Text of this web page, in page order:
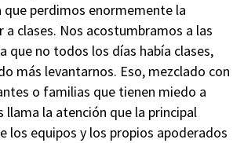
que perdimos enormemente la
a clases. Nos acostumbramos a las
que no todos los días había clases,
más levantarnos. Eso, mezclado con
o familias que tienen miedo a
llama la atención que la principal
los equipos y los propios apoderados